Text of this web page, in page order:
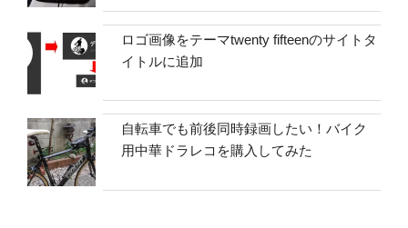
ロゴ画像をテーマtwenty fifteenのサイトタ
イトルに追加
自転車でも前後同時録画したい！バイク
用中華ドラレコを購入してみた